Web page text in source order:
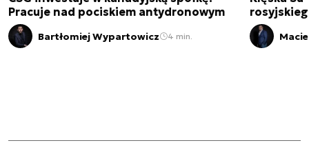
Pracuje nad pociskiem antydronowym
Bartłomiej Wypartowicz 4 min.